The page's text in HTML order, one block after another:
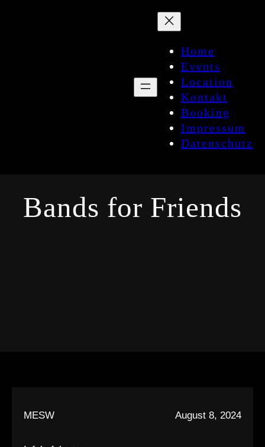
Home
Events
Location
Kontakt
Booking
Impressum
Datenschutz
Bands for Friends
MESW August 8, 2024